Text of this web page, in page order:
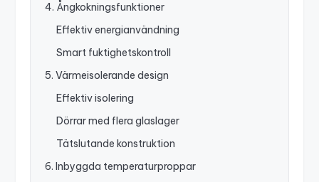
4. Ångkokningsfunktioner
Effektiv energianvändning
Smart fuktighetskontroll
5. Värmeisolerande design
Effektiv isolering
Dörrar med flera glaslager
Tätslutande konstruktion
6. Inbyggda temperaturproppar